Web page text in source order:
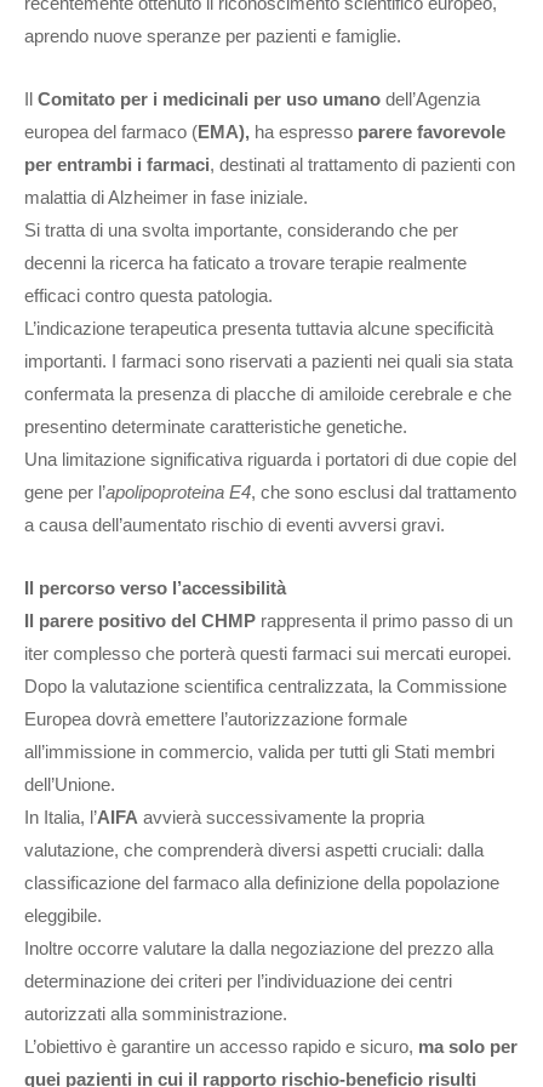
aprendo nuove speranze per pazienti e famiglie.
Il Comitato per i medicinali per uso umano dell’Agenzia
europea del farmaco (EMA), ha espresso parere favorevole
per entrambi i farmaci, destinati al trattamento di pazienti con
malattia di Alzheimer in fase iniziale.
Si tratta di una svolta importante, considerando che per
decenni la ricerca ha faticato a trovare terapie realmente
efficaci contro questa patologia.
L’indicazione terapeutica presenta tuttavia alcune specificità
importanti. I farmaci sono riservati a pazienti nei quali sia stata
confermata la presenza di placche di amiloide cerebrale e che
presentino determinate caratteristiche genetiche.
Una limitazione significativa riguarda i portatori di due copie del
gene per l’apolipoproteina E4, che sono esclusi dal trattamento
a causa dell’aumentato rischio di eventi avversi gravi.
Il percorso verso l’accessibilità
Il parere positivo del CHMP rappresenta il primo passo di un
iter complesso che porterà questi farmaci sui mercati europei.
Dopo la valutazione scientifica centralizzata, la Commissione
Europea dovrà emettere l’autorizzazione formale
all’immissione in commercio, valida per tutti gli Stati membri
dell’Unione.
In Italia, l’AIFA avvierà successivamente la propria
valutazione, che comprenderà diversi aspetti cruciali: dalla
classificazione del farmaco alla definizione della popolazione
eleggibile.
Inoltre occorre valutare la dalla negoziazione del prezzo alla
determinazione dei criteri per l’individuazione dei centri
autorizzati alla somministrazione.
L’obiettivo è garantire un accesso rapido e sicuro, ma solo per
quei pazienti in cui il rapporto rischio-beneficio risulti